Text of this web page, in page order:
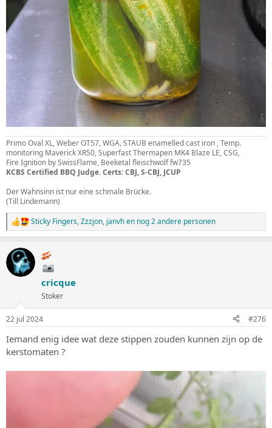
Primo Oval XL, Weber OT57, WGA, STAUB enamelled cast iron , Temp.
monitoring Maverick XR50, Superfast Thermapen MK4 Blaze LE, CSG,
Fire Ignition by SwissFlame, Beeketal fleischwolf fw735
KCBS Certified BBQ Judge. Certs: CBJ, S-CBJ, JCUP
Der Wahnsinn ist nur eine schmale Brücke.
(Till Lindemann)
W
a
r
d
e
e
:
Sticky Fingers,Zzzjon, janvhen nog 2 andere personen
cricque
Stoker
22 jul 2024 #276
Iemand enig idee wat deze stippen zouden kunnen zijn op de
kerstomaten ?